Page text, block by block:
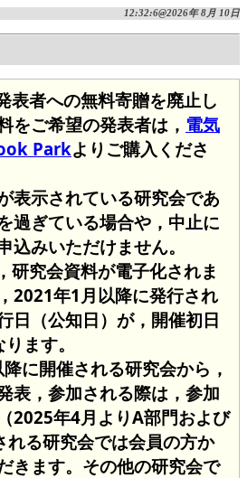
12:32:6@2026年 8月 10日
表者への無料寄贈を廃止し
をご希望の発表者は， 電気
Parkよりご購入くださ
表示されている研究会であ
過ぎている場合や，中止に
込みいただけません。
研究会資料が電子化されま
2021年1月以降に発行され
日（公知日）が，開催初日
ます。
に開催される研究会から，
表，参加される際は，参加
2025年4月よりA部門および
れる研究会では会員の方か
きます。その他の研究会で